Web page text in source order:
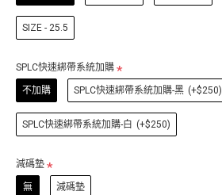
SIZE - 25.5
SPLC快速綁帶系統加購
不加購 SPLC快速綁帶系統加購-黑 (+$250)
SPLC快速綁帶系統加購-白 (+$250)
減碼墊
無 減碼墊